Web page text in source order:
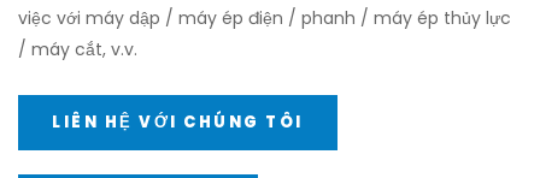
việc với máy dập / máy ép điện / phanh / máy ép thủy lực
/ máy cắt, v.v.
LIÊN HỆ VỚI CHÚNG TÔI